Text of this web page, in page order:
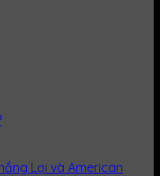
Lợi và American